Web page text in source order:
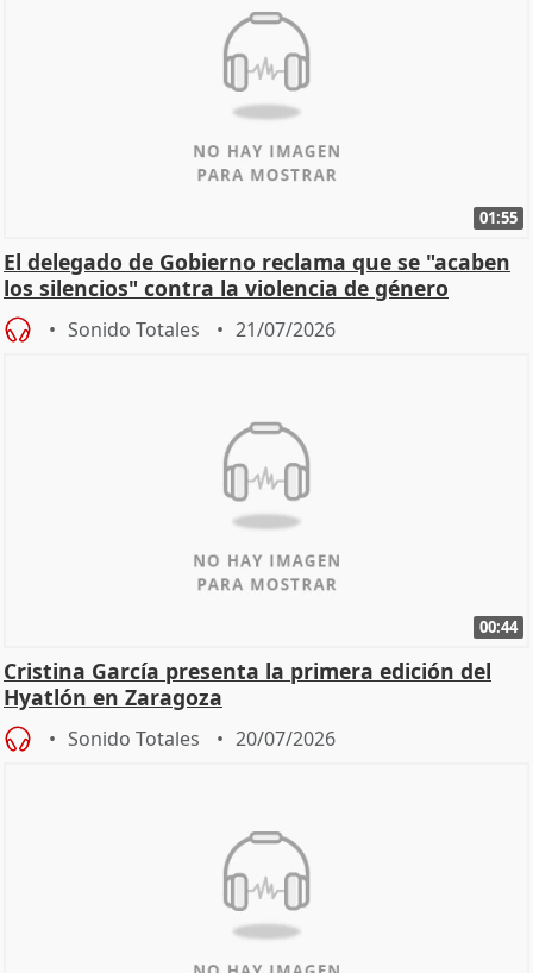
01:55
El delegado de Gobierno reclama que se "acaben
los silencios" contra la violencia de género
Sonido Totales 21/07/2026
00:44
Cristina García presenta la primera edición del
Hyatlón en Zaragoza
Sonido Totales 20/07/2026